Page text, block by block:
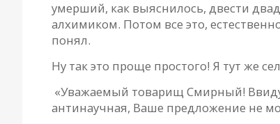
умерший, как выяснилось, двести
алхимиком. Потом все это,
понял.
Ну так это проще простого! Я тут же
«Уважаемый товарищ Смирный! Ввиду
антинаучная, Ваше предложение не